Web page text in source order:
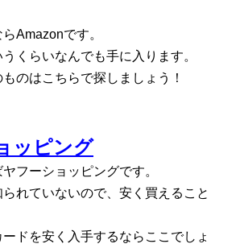
Amazonです。
くらいなんでも手に入ります。
のはこちらで探しましょう！
ッピング
フーショッピングです。
れていないので、安く買えること
ドを安く入手するならここでしょ